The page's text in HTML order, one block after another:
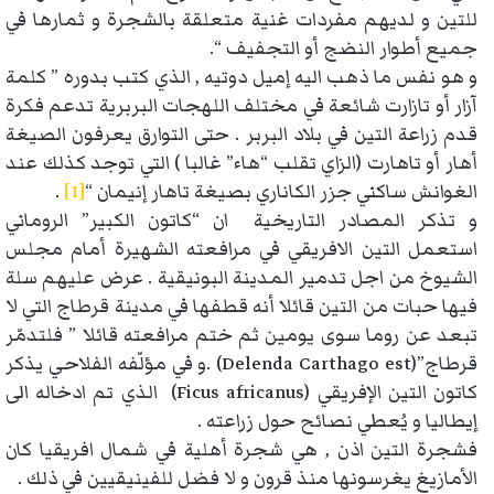
للتين و لديهم مفردات غنية متعلقة بالشجرة و ثمارها في
جميع أطوار النضج أو التجفيف “.
و هو نفس ما ذهب اليه إميل دوتيه , الذي كتب بدوره ” كلمة
آزار أو تازارت شائعة في مختلف اللهجات البربرية تدعم فكرة
قدم زراعة التين في بلاد البربر . حتى التوارق يعرفون الصيغة
أهار أو تاهارت (الزاي تقلب “هاء” غالبا ) التي توجد كذلك عند
الغوانش ساكني جزر الكاناري بصيغة تاهار إنيمان “[1]
.
و تذكر المصادر التاريخية ان “كاتون الكبير” الروماني
استعمل التين الافريقي في مرافعته الشهيرة أمام مجلس
الشيوخ من اجل تدمير المدينة البونيقية . عرض عليهم سلة
فيها حبات من التين قائلا أنه قطفها في مدينة قرطاج التي لا
تبعد عن روما سوى يومين ثم ختم مرافعته قائلا ” فلتدمّر
قرطاج”(Delenda Carthago est) .و في مؤلّفه الفلاحي يذكر
كاتون التين الإفريقي (Ficus africanus) الذي تم ادخاله الى
إيطاليا و يُعطي نصائح حول زراعته .
فشجرة التين اذن , هي شجرة أهلية في شمال افريقيا كان
الأمازيغ يغرسونها منذ قرون و لا فضل للفينيقيين في ذلك .